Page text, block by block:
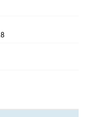
przetwórstwa jaj